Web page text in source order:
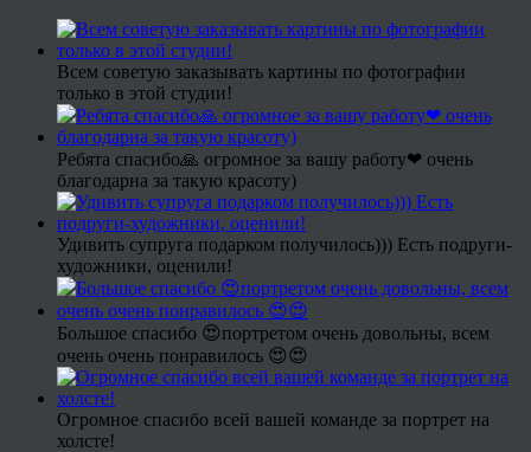
Всем советую заказывать картины по фотографии
только в этой студии!
Ребята спасибо🙏 огромное за вашу работу❤ очень
благодарна за такую красоту)
Удивить супруга подарком получилось))) Есть подруги-
художники, оценили!
Большое спасибо 😍портретом очень довольны, всем
очень очень понравилось 😍😍
Огромное спасибо всей вашей команде за портрет на
холсте!